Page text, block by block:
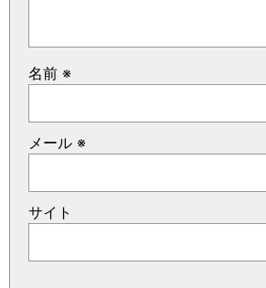
名前 ※
メール ※
サイト